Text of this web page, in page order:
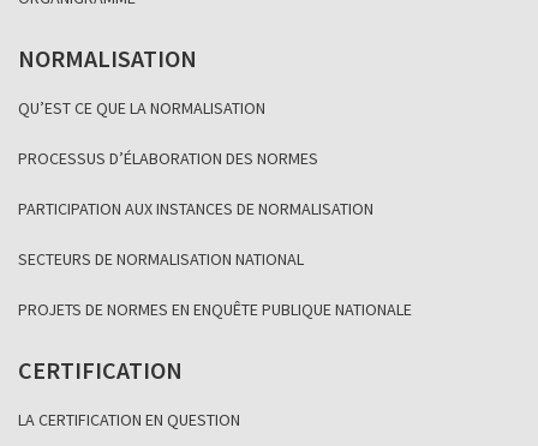
NORMALISATION
QU’EST CE QUE LA NORMALISATION
PROCESSUS D’ÉLABORATION DES NORMES
PARTICIPATION AUX INSTANCES DE NORMALISATION
SECTEURS DE NORMALISATION NATIONAL
PROJETS DE NORMES EN ENQUÊTE PUBLIQUE NATIONALE
CERTIFICATION
LA CERTIFICATION EN QUESTION